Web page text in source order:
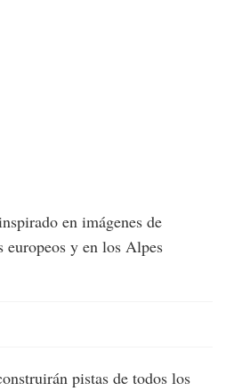
en imágenes de
europeos y en los Alpes
pistas de todos los